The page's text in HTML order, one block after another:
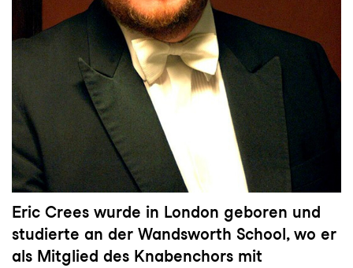
Eric Crees wurde in London geboren und
studierte an der Wandsworth School, wo er
als Mitglied des Knabenchors mit